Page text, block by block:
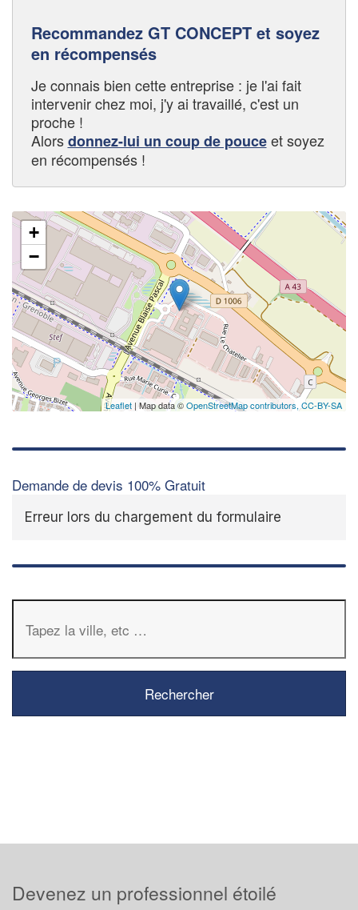
Recommandez GT CONCEPT et soyez
en récompensés
Je connais bien cette entreprise : je l'ai fait
intervenir chez moi, j'y ai travaillé, c'est un
proche !
Alorsdonnez-lui un coup de pouceet soyez
en récompensés !
+
−
Leaflet | Map data ©OpenStreetMap contributors, CC-BY-SA
Demande de devis 100% Gratuit
Erreur lors du chargement du formulaire
Devenez un professionnel étoilé